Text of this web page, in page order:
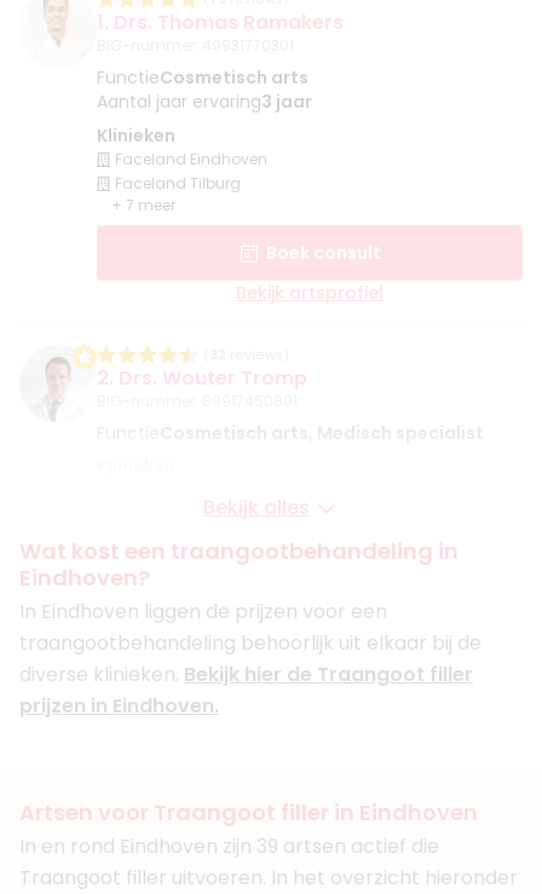
1. Drs. Thomas Ramakers
FunctieCosmetisch arts
Aantal jaar ervaring3 jaar
Klinieken
Faceland Eindhoven
Faceland Tilburg
+ 7 meer
Boek consult
Bekijk artsprofiel
2. Drs. Wouter Tromp
Functie Cosmetisch arts, Medisch specialist
De Gezichtskliniek - Utrecht
Bekijk artsprofiel
(18reviews)
3. Dr. Avi Roopram
Klinieken
Fairday Clinics Eindhoven
Queens Beauty Salon
Bekijk alles
Wat kost een traangootbehandeling in
Eindhoven?
In Eindhoven liggen de prijzen voor een
traangootbehandeling behoorlijk uit elkaar bij de
diverse klinieken. Bekijk hier de Traangoot filler
prijzen in Eindhoven.
Artsen voor Traangoot filler in Eindhoven
In en rond Eindhoven zijn 39 artsen actief die
Traangoot filler uitvoeren. In het overzicht hieronder